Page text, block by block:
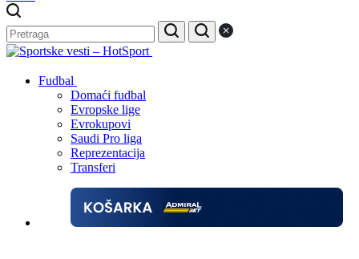
Fudbal
Domaći fudbal
Evropske lige
Evrokupovi
Saudi Pro liga
Reprezentacija
Transferi